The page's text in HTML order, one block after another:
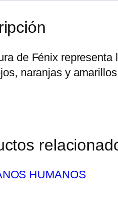
de Fénix
naranjas y